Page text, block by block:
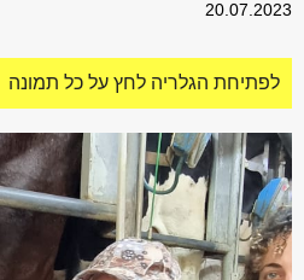
20.07.2023
לפתיחת הגלריה לחץ על כל תמונה